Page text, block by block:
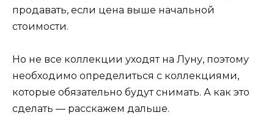
продавать, если цена выше начальной
стоимости.
Но не все коллекции уходят на Луну, поэтому
необходимо определиться с коллекциями,
которые обязательно будут снимать. А как это
сделать — расскажем дальше.